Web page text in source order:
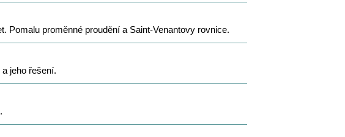
Pomalu proměnné proudění a Saint-Venantovy rovnice.
jeho řešení.